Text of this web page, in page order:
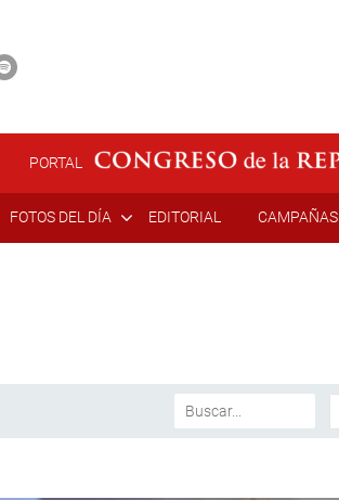
PORTAL
FOTOS DEL DÍA EDITORIAL CAMPAÑAS